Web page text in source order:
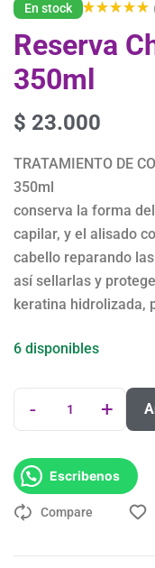
En stock
con5.00
de 5 en
valoració
Reserva
350ml
$ 23.000
TRATAMIENTO DE
350ml
conserva la forma
capilar, y el alisado
cabello reparando
así sellarlas y
keratina hidrolizada,
6 disponibles
- +
Escribenos
Compare